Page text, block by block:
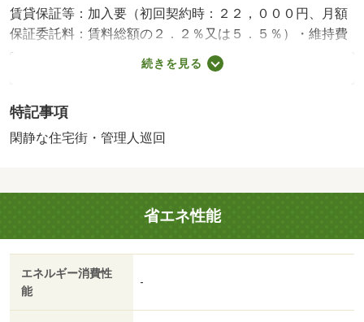
賃貸保証等：加入要（初回契約時：２２，０００円、月額
保証委託料：賃料総額の２．２％又は５．５％）・維持費
等：２４時間サポート費用３３０円／月・町内会費５００
円／月・管理形態／管理員の勤務形態：巡回・◆◆敷地内
市役所・浜町方面にお勤めの方ならこの場所アリです◆１
０帖の居室はゆ～っくり寛げます◆ネット無料＆宅配ＢＯ
用 45000円/鍵セット費 3300円
続きを見る
特記事項
閑静な住宅街・管理人巡回
省エネ性能
エネルギー消費性
能
-